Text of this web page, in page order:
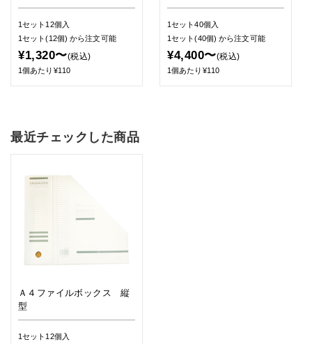
1セット12個入
1セット(12個)から注文可能
¥1,320〜(税込)
1個あたり¥110
1セット40個入
1セット(40個)から注文可能
¥4,400〜(税込)
1個あたり¥110
最近チェックした商品
Ａ４ファイルボックス 縦
型
1セット12個入